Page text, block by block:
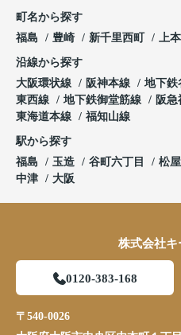
町名から探す
福島
豊崎 新千里西町 上
沿線から探す
大阪環状線
阪神本線 地下鉄
東西線
地下鉄御堂筋線 阪
東海道本線
福知山線
駅から探す
福島
玉造 谷町六丁目 松
中津
大阪
株式会社キ
0120-383-168
〒540-0026